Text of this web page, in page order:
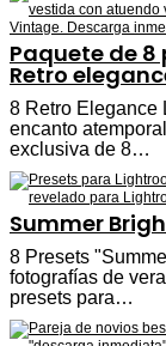
Paquete de
Retro
8 Retro Elegance
encanto
exclusiva de 8…
Summer
8 Presets
fotografías de
presets para…